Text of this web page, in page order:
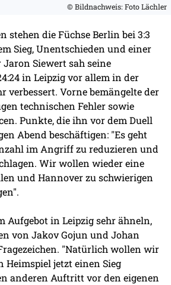
© Bildnachweis: Foto Lächler
stehen die Füchse Berlin bei 3:3
Sieg, Unentschieden und einer
Siewert sah seine
in Leipzig vor allem in der
verbessert. Vorne bemängelte der
technischen Fehler sowie
Punkte, die ihn vor dem Duell
Abend beschäftigen: "Es geht
im Angriff zu reduzieren und
Wir wollen wieder eine
und Hannover zu schwierigen
Aufgebot in Leipzig sehr ähneln,
von Jakov Gojun und Johan
"Natürlich wollen wir
Heimspiel jetzt einen Sieg
anderen Auftritt vor den eigenen